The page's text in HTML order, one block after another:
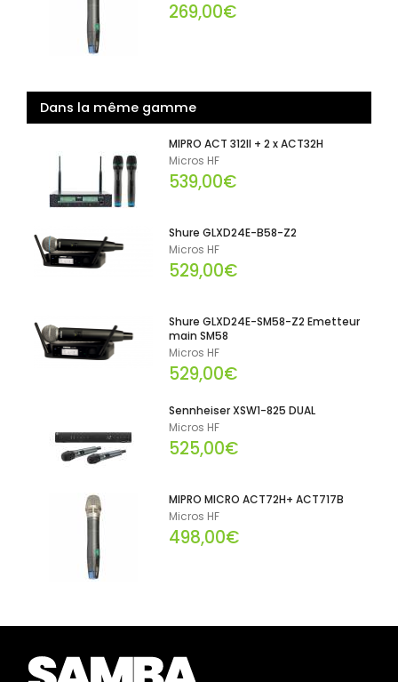
269,00€
Dans la même gamme
MIPRO ACT 312II + 2 x ACT32H
Micros HF
539,00€
Shure GLXD24E-B58-Z2
Micros HF
529,00€
Shure GLXD24E-SM58-Z2 Emetteur
main SM58
Micros HF
529,00€
Sennheiser XSW1-825 DUAL
Micros HF
525,00€
MIPRO MICRO ACT72H+ ACT717B
Micros HF
498,00€